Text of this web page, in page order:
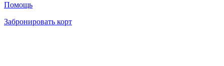
Помощь
Забронировать корт